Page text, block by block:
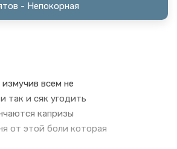
- Непокорная
всем не
так и сяк угодить
капризы
от этой боли которая